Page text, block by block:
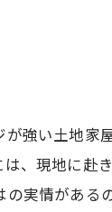
強い土地家
、現地に赴
実情がある